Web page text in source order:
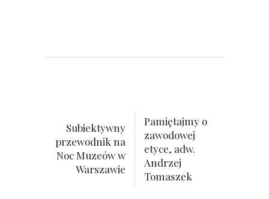
Subiektywny
przewodnik na
Noc Muzeów w
Warszawie
Pamiętajmy o
zawodowej
etyce, adw.
Andrzej
Tomaszek